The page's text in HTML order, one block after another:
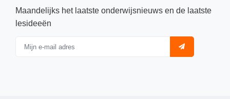
Maandelijks het laatste onderwijsnieuws en de laatste
lesideeën